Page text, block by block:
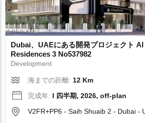
Dubai、UAEにある開発プロジェクト
Residences 3 No537982
Development
海までの距離: 12 Km
完成年: I 四半期, 2026, off-plan
V2FR+PP6 - Saih Shuaib 2 - Dubai -